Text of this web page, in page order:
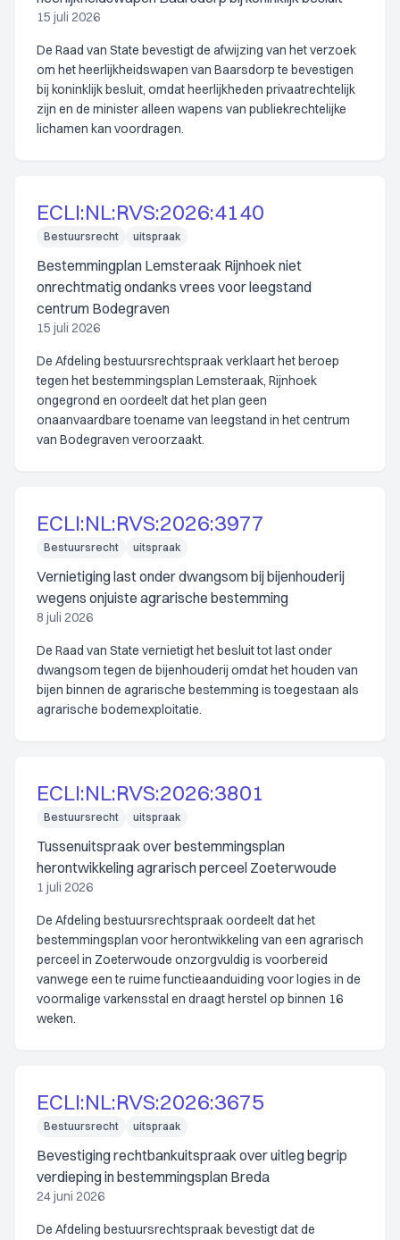
15 juli 2026
De Raad van State bevestigt de afwijzing van het verzoek
om het heerlijkheidswapen van Baarsdorp te bevestigen
bij koninklijk besluit, omdat heerlijkheden privaatrechtelijk
zijn en de minister alleen wapens van publiekrechtelijke
lichamen kan voordragen.
ECLI:NL:RVS:2026:4140
Bestuursrecht uitspraak
Bestemmingplan Lemsteraak Rijnhoek niet
onrechtmatig ondanks vrees voor leegstand
centrum Bodegraven
15 juli 2026
De Afdeling bestuursrechtspraak verklaart het beroep
tegen het bestemmingsplan Lemsteraak, Rijnhoek
ongegrond en oordeelt dat het plan geen
onaanvaardbare toename van leegstand in het centrum
van Bodegraven veroorzaakt.
ECLI:NL:RVS:2026:3977
Bestuursrecht uitspraak
Vernietiging last onder dwangsom bij bijenhouderij
wegens onjuiste agrarische bestemming
8 juli 2026
De Raad van State vernietigt het besluit tot last onder
dwangsom tegen de bijenhouderij omdat het houden van
bijen binnen de agrarische bestemming is toegestaan als
agrarische bodemexploitatie.
ECLI:NL:RVS:2026:3801
Bestuursrecht uitspraak
Tussenuitspraak over bestemmingsplan
herontwikkeling agrarisch perceel Zoeterwoude
1 juli 2026
De Afdeling bestuursrechtspraak oordeelt dat het
bestemmingsplan voor herontwikkeling van een agrarisch
perceel in Zoeterwoude onzorgvuldig is voorbereid
vanwege een te ruime functieaanduiding voor logies in de
voormalige varkensstal en draagt herstel op binnen 16
weken.
ECLI:NL:RVS:2026:3675
Bestuursrecht uitspraak
Bevestiging rechtbankuitspraak over uitleg begrip
verdieping in bestemmingsplan Breda
24 juni 2026
De Afdeling bestuursrechtspraak bevestigt dat de